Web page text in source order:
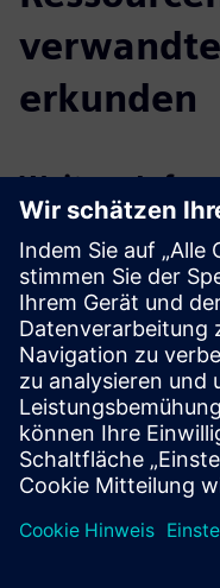
erkunden
Weitere
Ressourcen
Weitere Informationen
Nummer des Containers
Buchungs- oder
Beides